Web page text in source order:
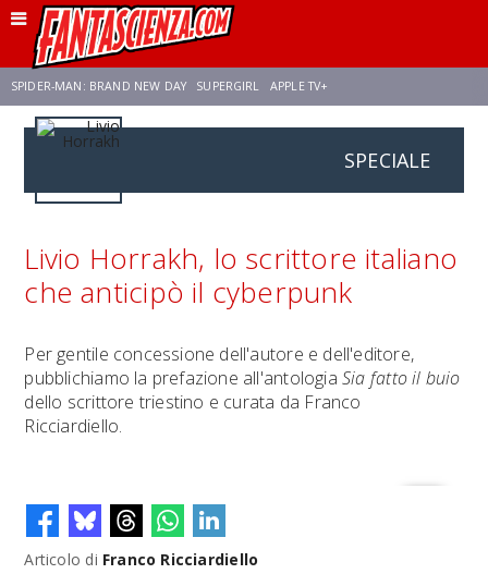
SPIDER-MAN: BRAND NEW DAY SUPERGIRL APPLE TV+
AVENGERS: DOOMSDAY
SPECIALE
Livio Horrakh, lo scrittore italiano
che anticipò il cyberpunk
Per gentile concessione dell'autore e dell'editore,
pubblichiamo la prefazione all'antologiaSia fatto il buio
dello scrittore triestino e curata da Franco
Ricciardiello.
Articolo di Franco Ricciardiello